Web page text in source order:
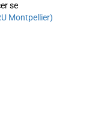
se
Montpellier)